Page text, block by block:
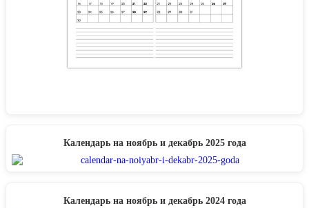
Календарь на ноябрь и декабрь 2025 года
Календарь на ноябрь и декабрь 2024 года